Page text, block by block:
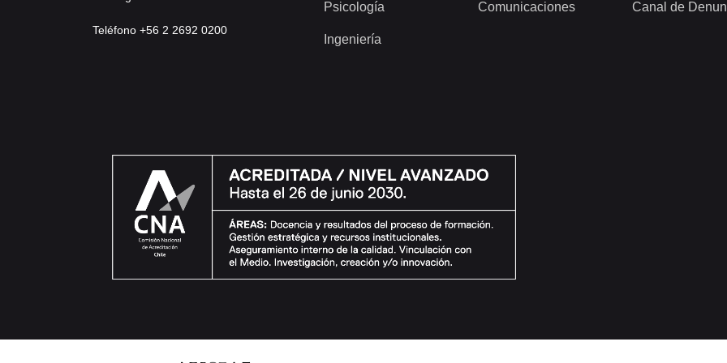
Teléfono +56 2 2692 0200
Psicología
Ingeniería
Comunicaciones Canal de